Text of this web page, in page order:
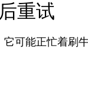
重试
可能正忙着刷